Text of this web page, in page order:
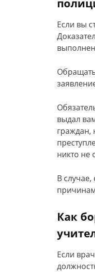
Если вы
выдал
граждан,
никто не
В
Как
Если